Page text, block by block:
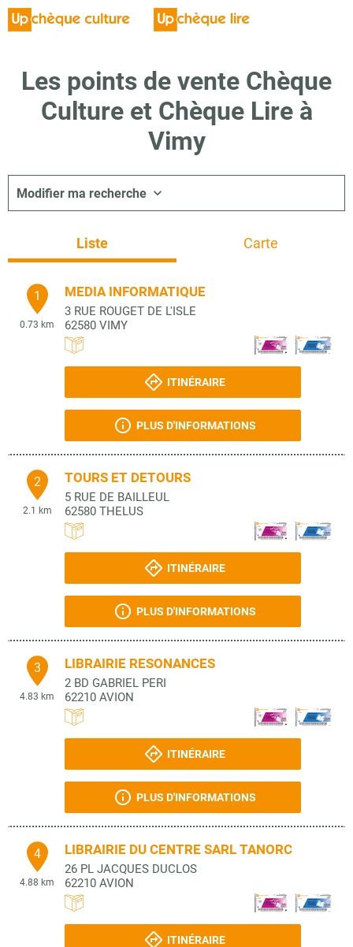
Les points de vente Chèque
Culture et Chèque Lire à
Vimy
Modifier ma recherche
Liste Carte
1
0.73 km
MEDIA INFORMATIQUE
3 RUE ROUGET DE L'ISLE
62580 VIMY
ITINÉRAIRE
PLUS D'INFORMATIONS
2
2.1 km
TOURS ET DETOURS
5 RUE DE BAILLEUL
62580 THELUS
ITINÉRAIRE
PLUS D'INFORMATIONS
3
4.83 km
LIBRAIRIE RESONANCES
2 BD GABRIEL PERI
62210 AVION
ITINÉRAIRE
PLUS D'INFORMATIONS
4
4.88 km
LIBRAIRIE DU CENTRE SARL TANORC
26 PL JACQUES DUCLOS
62210 AVION
ITINÉRAIRE